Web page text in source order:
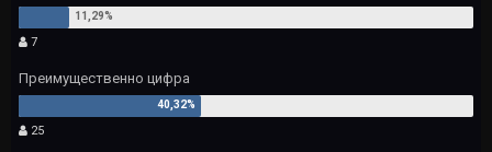
7
Преимущественно цифра
25